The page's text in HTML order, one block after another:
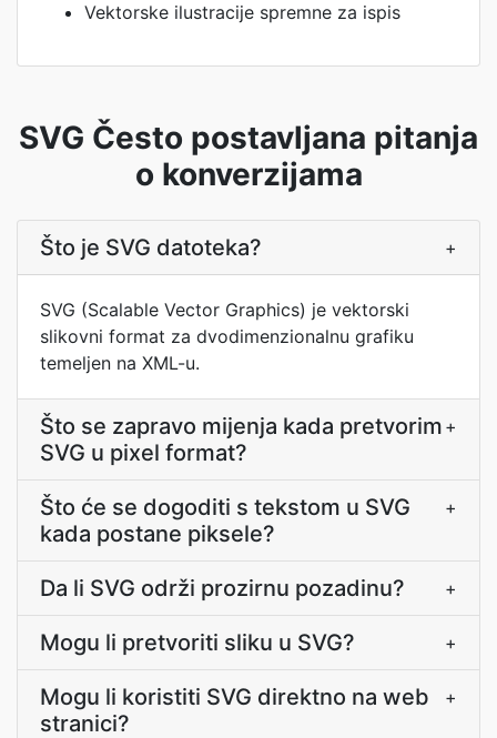
Vektorske ilustracije spremne za ispis
SVG Često postavljana pitanja
o konverzijama
Što je SVG datoteka? +
SVG (Scalable Vector Graphics) je vektorski
slikovni format za dvodimenzionalnu grafiku
temeljen na XML-u.
Što se zapravo mijenja kada pretvorim
SVG u pixel format?
+
Što će se dogoditi s tekstom u SVG
kada postane piksele?
+
Da li SVG održi prozirnu pozadinu? +
Mogu li pretvoriti sliku u SVG? +
Mogu li koristiti SVG direktno na web
stranici?
+